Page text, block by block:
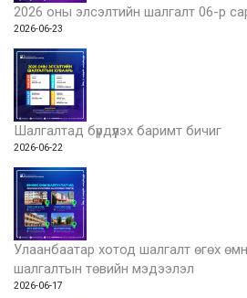
2026 оны элсэлтийн шалгалт 06-р
2026-06-23
Шалгалтад бүрдүүлэх баримт бичиг
2026-06-22
Улаанбаатар хотод шалгалт өгөх
шалгалтын төвийн мэдээлэл
2026-06-17